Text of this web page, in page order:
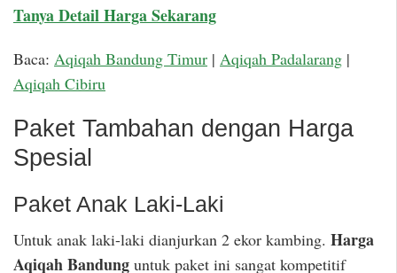
Tanya Detail Harga Sekarang
Baca: Aqiqah Bandung Timur | Aqiqah Padalarang |
Aqiqah Cibiru
Paket Tambahan dengan Harga
Spesial
Paket Anak Laki-Laki
Untuk anak laki-laki dianjurkan 2 ekor kambing. Harga
Aqiqah Bandung untuk paket ini sangat kompetitif